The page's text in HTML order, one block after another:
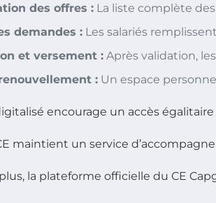
des offres : La liste complète
demandes : Les salariés
et versement : Après validation,
: Un espace
encourage un accès
maintient un service
la plateforme officielle du CE